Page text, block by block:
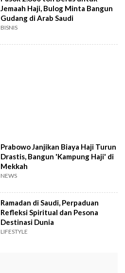
Jemaah Haji, Bulog Minta Bangun
Gudang di Arab Saudi
BISNIS
Prabowo Janjikan Biaya Haji Turun
Drastis, Bangun 'Kampung Haji' di
Mekkah
NEWS
Ramadan di Saudi, Perpaduan
Refleksi Spiritual dan Pesona
Destinasi Dunia
LIFESTYLE